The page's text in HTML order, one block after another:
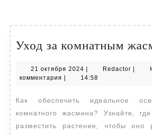
Уход за комнатным
21 октября 2024 21
октября
Redactor
комментария
14:58
Как обеспечить идеальное освещение для
комнатного жасмина? Узнайте,
разместить растение, чтобы оно